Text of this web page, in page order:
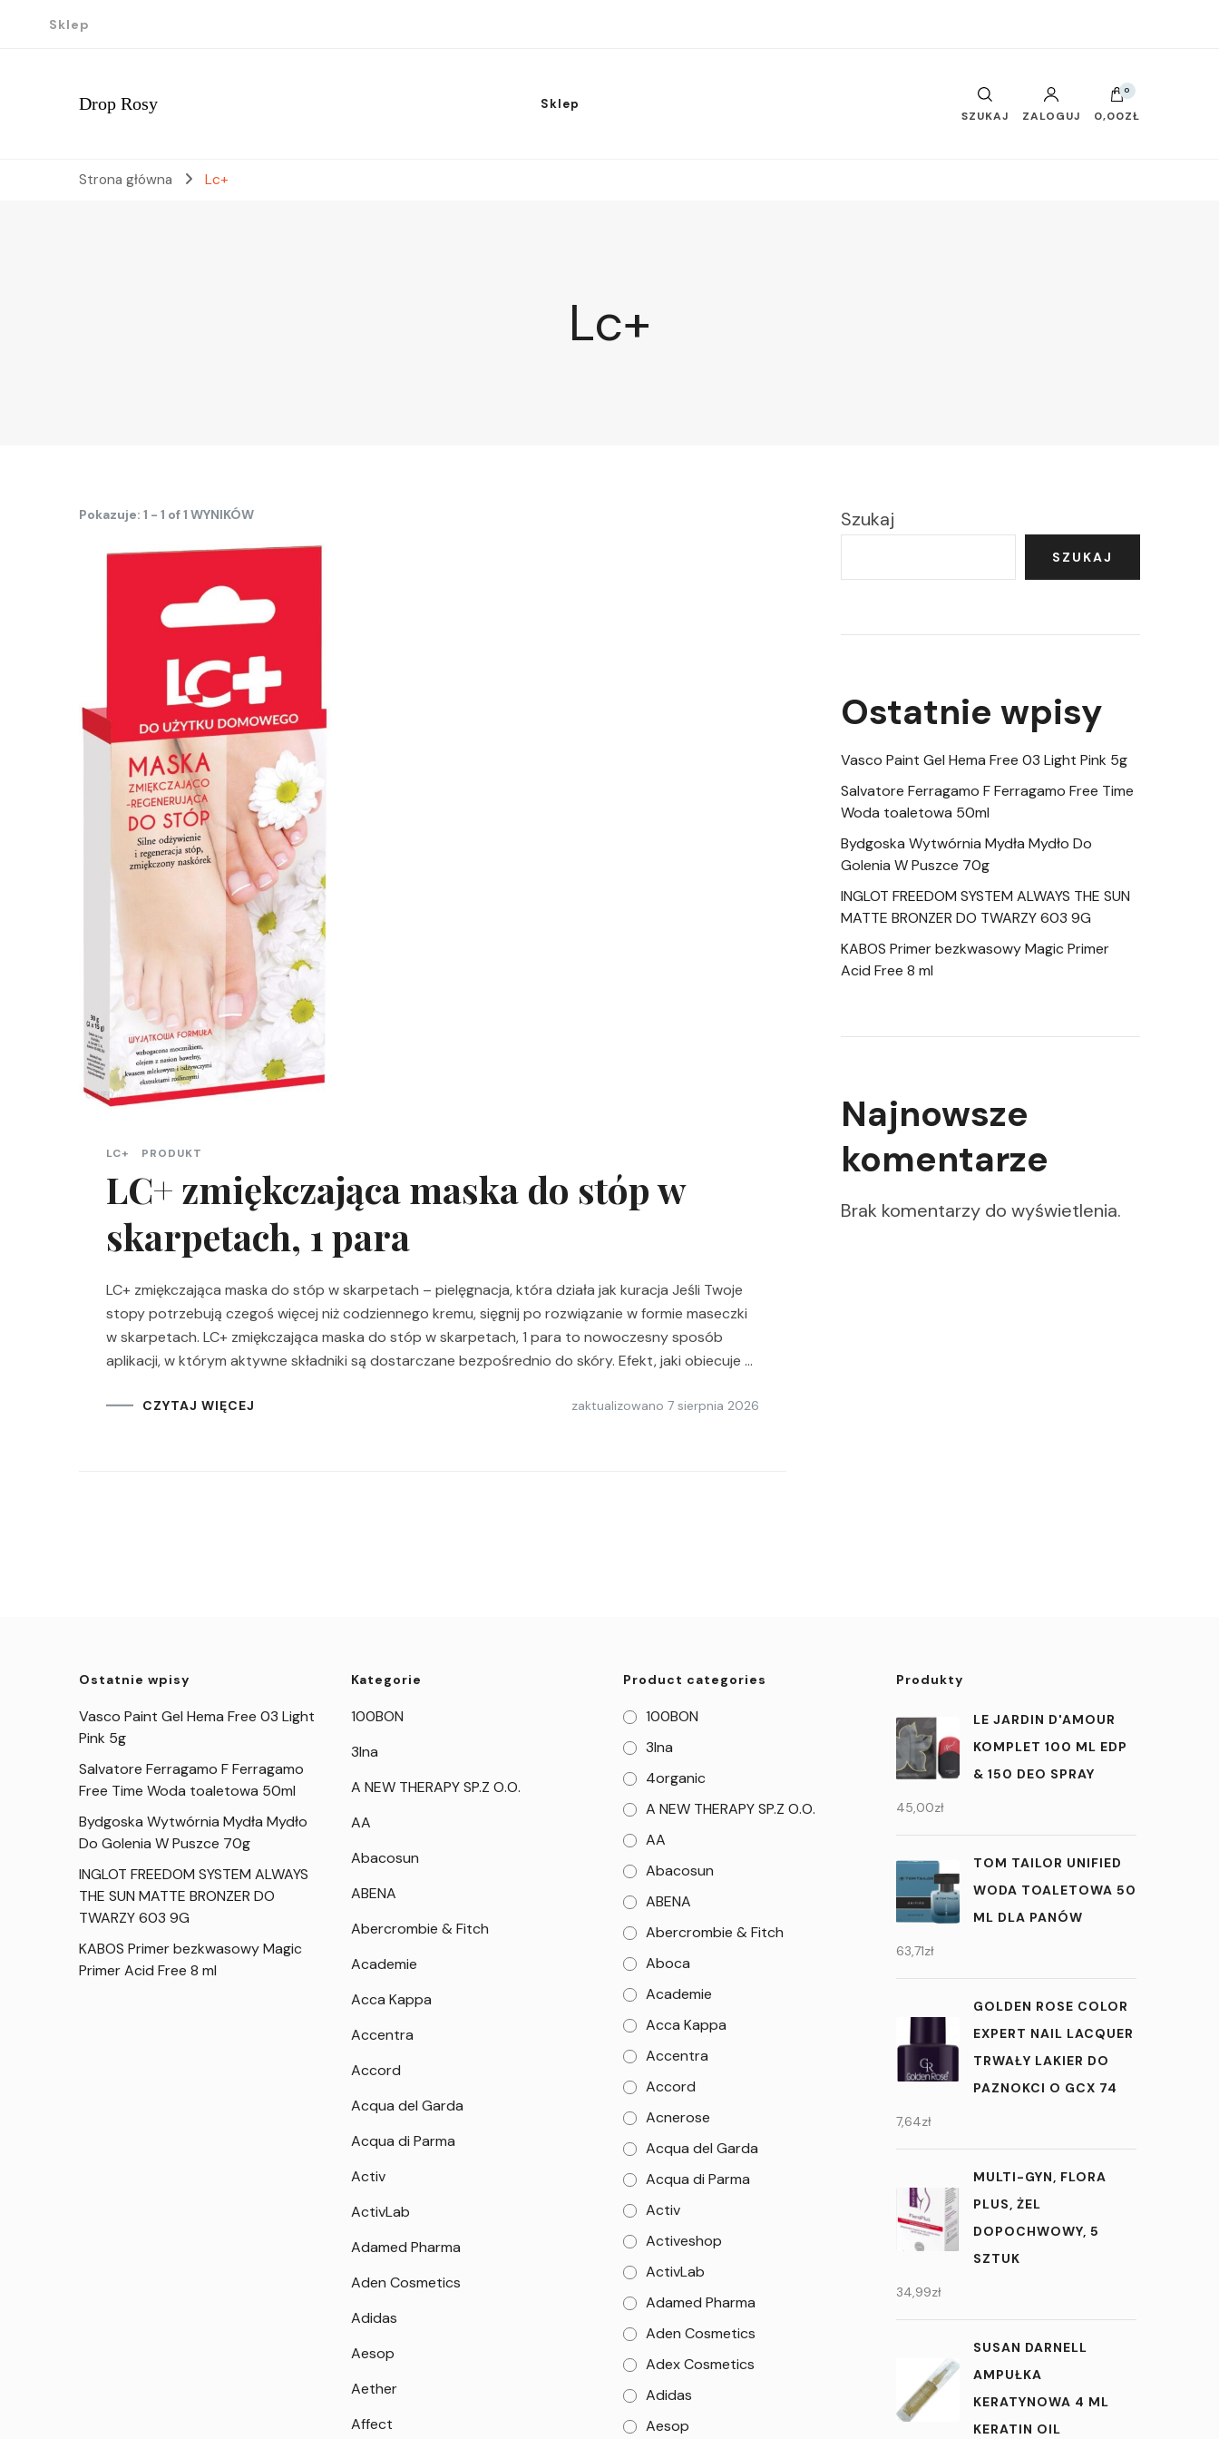
Sklep
Drop Rosy Sklep
SZUKAJ ZALOGUJ
0
0,00ZŁ
Strona główna Lc+
Lc+
Pokazuje: 1 - 1 of 1 WYNIKÓW
LC+ PRODUKT
LC+ zmiękczająca maska do stóp w
skarpetach, 1 para
LC+ zmiękczająca maska do stóp w skarpetach – pielęgnacja, która działa jak kuracja Jeśli Twoje
stopy potrzebują czegoś więcej niż codziennego kremu, sięgnij po rozwiązanie w formie maseczki
w skarpetach. LC+ zmiękczająca maska do stóp w skarpetach, 1 para to nowoczesny sposób
aplikacji, w którym aktywne składniki są dostarczane bezpośrednio do skóry. Efekt, jaki obiecuje …
CZYTAJ WIĘCEJ zaktualizowano 7 sierpnia 2026
Szukaj
SZUKAJ
Ostatnie wpisy
Vasco Paint Gel Hema Free 03 Light Pink 5g
Salvatore Ferragamo F Ferragamo Free Time
Woda toaletowa 50ml
Bydgoska Wytwórnia Mydła Mydło Do
Golenia W Puszce 70g
INGLOT FREEDOM SYSTEM ALWAYS THE SUN
MATTE BRONZER DO TWARZY 603 9G
KABOS Primer bezkwasowy Magic Primer
Acid Free 8 ml
Najnowsze
komentarze
Brak komentarzy do wyświetlenia.
Ostatnie wpisy
Vasco Paint Gel Hema Free 03 Light
Pink 5g
Salvatore Ferragamo F Ferragamo
Free Time Woda toaletowa 50ml
Bydgoska Wytwórnia Mydła Mydło
Do Golenia W Puszce 70g
INGLOT FREEDOM SYSTEM ALWAYS
THE SUN MATTE BRONZER DO
TWARZY 603 9G
KABOS Primer bezkwasowy Magic
Primer Acid Free 8 ml
Kategorie
100BON
3Ina
A NEW THERAPY SP.Z O.O.
AA
Abacosun
ABENA
Abercrombie & Fitch
Academie
Acca Kappa
Accentra
Accord
Acqua del Garda
Acqua di Parma
Activ
ActivLab
Adamed Pharma
Aden Cosmetics
Adidas
Aesop
Aether
Affect
Product categories
100BON
3Ina
4organic
A NEW THERAPY SP.Z O.O.
AA
Abacosun
ABENA
Abercrombie & Fitch
Aboca
Academie
Acca Kappa
Accentra
Accord
Acnerose
Acqua del Garda
Acqua di Parma
Activ
Activeshop
ActivLab
Adamed Pharma
Aden Cosmetics
Adex Cosmetics
Adidas
Aesop
Produkty
LE JARDIN D'AMOUR
KOMPLET 100 ML EDP
& 150 DEO SPRAY
45,00zł
TOM TAILOR UNIFIED
WODA TOALETOWA 50
ML DLA PANÓW
63,71zł
GOLDEN ROSE COLOR
EXPERT NAIL LACQUER
TRWAŁY LAKIER DO
PAZNOKCI O GCX 74
7,64zł
MULTI-GYN, FLORA
PLUS, ŻEL
DOPOCHWOWY, 5
SZTUK
34,99zł
SUSAN DARNELL
AMPUŁKA
KERATYNOWA 4 ML
KERATIN OIL